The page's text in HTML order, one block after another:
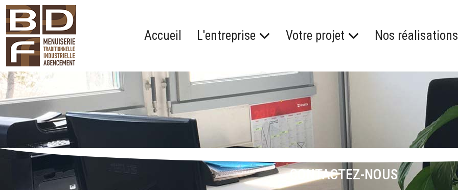
Accueil L'entreprise Votre projet Nos réalisations
CONTACTEZ-NOUS